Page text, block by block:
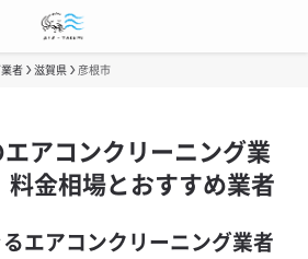
者 滋賀県 彦根市
アコンクリーニング業
金相場とおすすめ業者
エアコンクリーニング業者